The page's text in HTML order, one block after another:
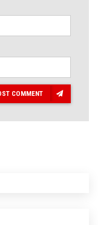
COMMENT